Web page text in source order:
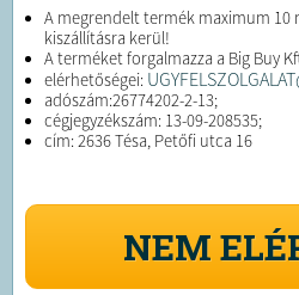
A megrendelt termék maximum 10
kiszállításra kerül!
A terméket forgalmazza a Big Buy
elérhetőségei:
adószám:26774202-2-13;
cégjegyzékszám: 13-09-208535;
cím: 2636 Tésa, Petőfi utca 16
NEM